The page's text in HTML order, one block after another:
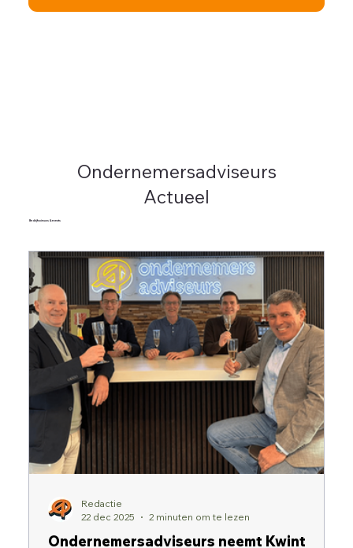
Bedrijfsnieuws & events
Ondernemersadviseurs
Actueel
Ondernemersadviseurs neemt Kwint
Redactie
22 dec 2025
2 minuten om te lezen